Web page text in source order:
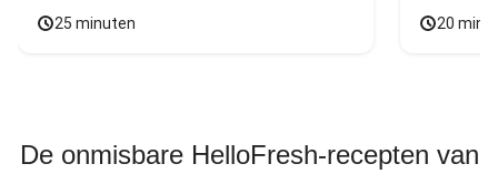
25 minuten 20
De onmisbare HelloFresh-recepten van